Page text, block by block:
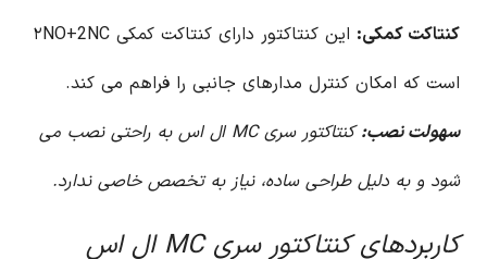
کنتاکت کمکی:
این کنتاکتور دارای کنتاکت کمکی ۲NO+2NC
است که امکان کنترل مدارهای جانبی را فراهم می کند.
سهولت نصب:
کنتاکتور سری MC ال اس به راحتی نصب می
شود و به دلیل طراحی ساده، نیاز به تخصص خاصی ندارد.
کاربردهای کنتاکتور سری MC ال اس